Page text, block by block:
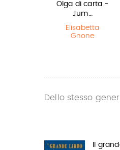
Olga di carta -
Jum…
Elisabetta
Gnone
Dello stesso
Il